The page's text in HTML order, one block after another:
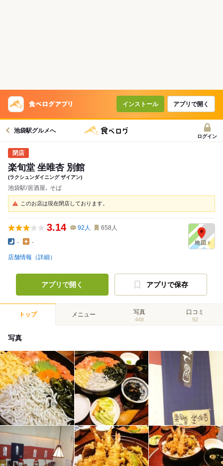
インストール アプリで開く
池袋駅グルメへ
ログイン
楽旬堂 坐唯杏 別館
(ラクシュンダイニング ザイアン)
池袋駅/居酒屋､ そば
このお店は現在閉店しております。
3.14 92 人 658 人
- -
店舗情報（詳細）
アプリで開く アプリで保存
トップ メニュー 写真
448
口コミ
92
写真